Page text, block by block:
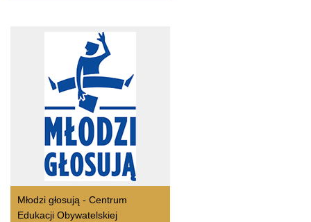
Młodzi głosują - Centrum
Edukacji Obywatelskiej